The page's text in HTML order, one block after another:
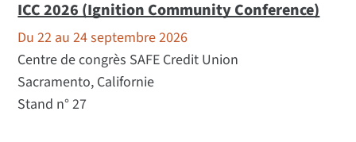
ICC 2026 (Ignition Community Conference)
Du 22 au 24 septembre 2026
Centre de congrès SAFE Credit Union
Sacramento, Californie
Stand n° 27